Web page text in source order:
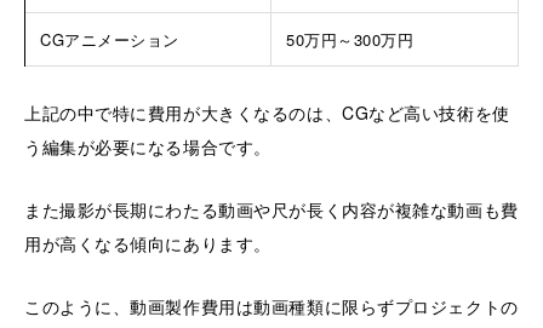
CGアニメーション 50万円～300万円
上記の中で特に費用が大きくなるのは、CGなど高い技術を使
う編集が必要になる場合です。
また撮影が長期にわたる動画や尺が長く内容が複雑な動画も費
用が高くなる傾向にあります。
このように、動画製作費用は動画種類に限らずプロジェクトの